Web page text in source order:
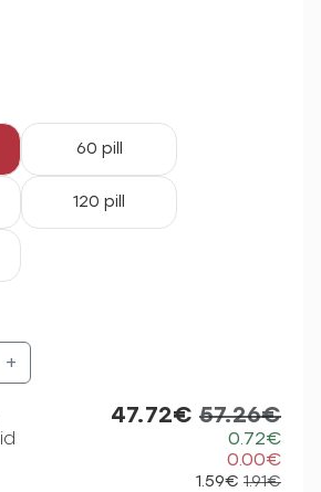
60 pill
120 pill
+
47.72€ 57.26€
0.72€
0.00€
1.59€ 1.91€